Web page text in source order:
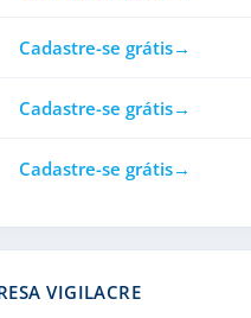
Cadastre-se grátis
Cadastre-se grátis
Cadastre-se grátis
VIGILACRE